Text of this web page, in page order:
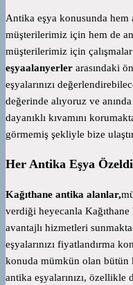
Antika eşya konusunda hem
müşterilerimiz için hem de
müşterilerimiz için
eşyaalanyerler arasındaki
eşyalarınızı
değerinde alıyoruz ve
dayanıklı kıvamını
görmemiş şekliyle bize
Her Antika Eşya
Kağıthane antika alanlar,
verdiği heyecanla
avantajlı hizmetleri
eşyalarınızı fiyatlandırma
konuda mümkün olan bütün
antika eşyalarınızı, özellikle